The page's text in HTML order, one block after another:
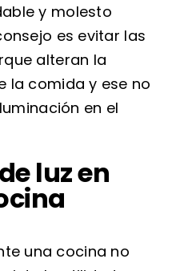
y molesto
es evitar las
alteran la
la comida y ese no
en el
luz en
una cocina no